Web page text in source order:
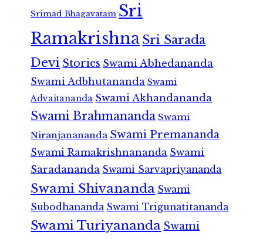
Srimad Bhagavatam Sri
RamakrishnaSri Sarada
Devi Stories Swami Abhedananda
Swami Adbhutananda Swami
Advaitananda Swami Akhandananda
Swami Brahmananda Swami
Niranjanananda Swami Premananda
Swami Ramakrishnananda Swami
Saradananda Swami Sarvapriyananda
Swami Shivananda Swami
Subodhananda Swami Trigunatitananda
Swami Turiyananda Swami